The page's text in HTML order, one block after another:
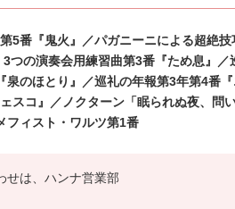
5番『鬼火』／パガニーニによる超絶技
つの演奏会用練習曲第3番『ため息』／
『泉のほとり』／巡礼の年報第3年第4番
スコ』／ノクターン「眠られぬ夜、問
フィスト・ワルツ第1番
せは、ハンナ営業部